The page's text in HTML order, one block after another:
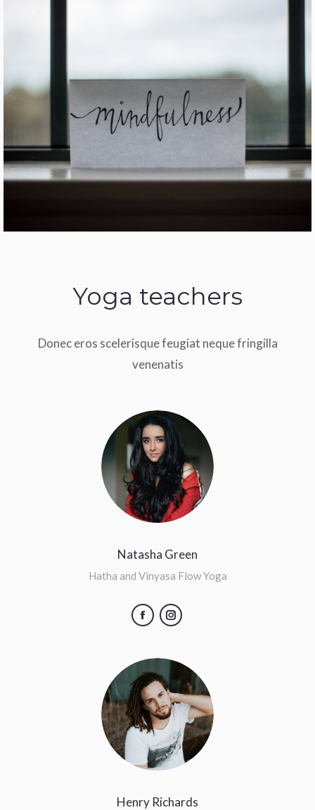
Yoga teachers
Donec eros scelerisque feugiat neque fringilla
venenatis
Natasha Green
Hatha and Vinyasa Flow Yoga
FacebookInstagram
Henry Richards